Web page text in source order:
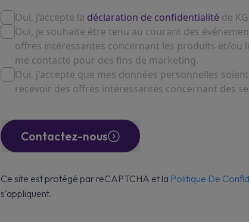
Oui, j’accepte la déclaration de confidentialité de
Oui, je souhaite être tenu au courant des
offres intéressantes concernant les produits et/ou
me contacte pour des fins de marketing.
Oui, j'accepte que mes données personnelles
recevoir des offres intéressantes concernant des
Contactez-nous
Ce site est protégé par reCAPTCHA et la Politique De
s'appliquent.